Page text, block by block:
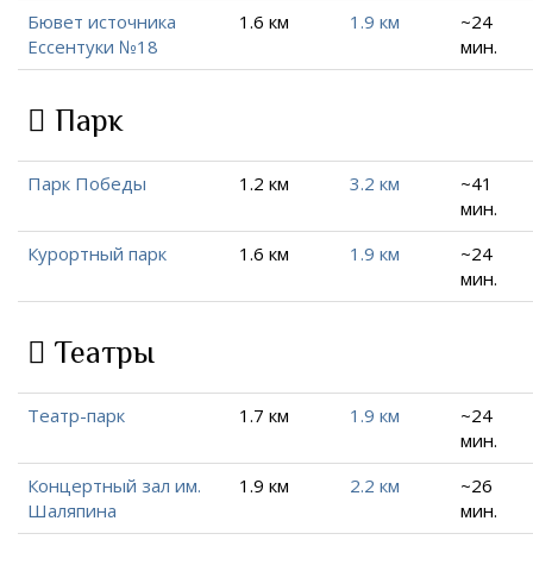
Бювет источника
Ессентуки №18
1.6 км 1.9 км
~24
мин.
Парк
Парк Победы 1.2 км 3.2 км
~41
мин.
Курортный парк
1.6 км 1.9 км
~24
мин.
Театры
Театр-парк 1.7 км 1.9 км
~24
мин.
Концертный зал им.
Шаляпина
1.9 км 2.2 км
~26
мин.